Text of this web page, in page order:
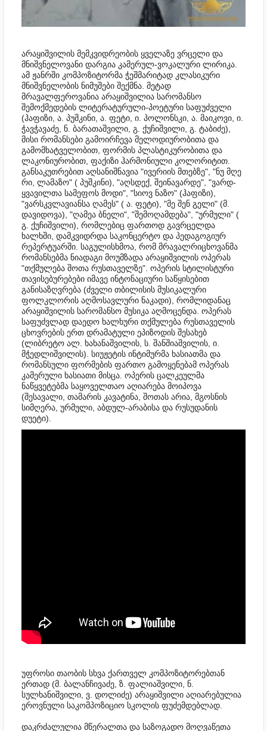
არაყიშვილის მემკვიდრეობის ყველაზე ვრცელი და
მნიშვნელოვანი დარგია კამერულ-ვოკალური ლირიკა.
ამ ჟანრში კომპოზიტორმა ჭეშმარიტად კლასიკური
მნიშვნელობის ნიმუშები შექმნა. მეტად
მრავალფეროვანია არაყიშვილია სარომანსო
შემოქმედების ლიტერატურული-პოეტური საფუძველი
(ჰაფიზი, ა. პუშკინი, ა. ფეტი, ი. პოლონსკი, ა. მაიკოვი, ი.
ჭავჭავაძე, ნ. ბარათაშვილი, გ. ქუჩიშვილი, გ. ტაბიძე),
მისი რომანსები გამოირჩევა მელოდიურობითა და
გამომხატველობით, ფორმის პლასტიკურობითა და
ლაკონიურობით, ფაქიზი ჰარმონიული კოლორიტით.
განსაკუთრებით აღსანიშნავია "ივერიის მთებზე", "ნუ მღე
რი, ლამაზო" ( პუშკინი), "აღსდექ, შეინავარდე", "ვარდ-
ყვავილთა სამეფოს მოდი", "სიოვ ნაზო" (ჰაფიზი),
"ვარსკვლავიანსა ღამეს" ( ა. ფეტი), "მე შენ გელი" (მ.
დავიდოვა), "ღამეა ბნელი", "შემოღამდება", "ურმული" (
გ. ქუჩიშვილი), რომლებიც ფართოდ გავრცელდა
ხალხში, დამკვიდრდა საკონცერტო და პედაგოგიურ
რეპერტუარში. საგულისხმოა, რომ მრავალრიცხოვანმა
რომანსებმა ნიადაგი მოუმზადა არაყიშვილის ოპერას
"თქმულება შოთა რუსთაველზე". ოპერის სტილისტური
თავისებურებები იმავე ინტონაციური საწყისებით
განისაზღვრება (ძველი თბილისის მუსიკალური
ფოლკლორის აღმოსავლური ნაკადი), რომლიდანაც
არაყიშვილის სარომანსო მუსიკა აღმოცენდა. ოპერას
საფუძვლად დაედო ხალხური თქმულება რუსთაველის
ცხოვრების ერთ დრამატული ეპიზოდის შესახებ
(ლიბრეტო ალ. ხახანაშვილის, ს. შანშიაშვილის, ი.
მჭედლიშვილის). სიუჟეტის ინტიმურმა ხასიათმა და
რომანსული ფორმების ფართო გამოყენებამ ოპერას
კამერული ხასიათი მისცა. ოპერის ცალკეულმა
ნაწყვეტებმა საყოველთაო აღიარება მოიპოვა
(შესავალი, თამარის კავატინა, შოთას არია, მგოსნის
სიმღერა, ურმული, აბდულ-არაბისა და რუსუდანის
დუეტი).
უფროსი თაობის სხვა ქართველ კომპოზიტორებთან
ერთად (მ. ბალანჩივაძე, ზ. ფალიაშვილი, ნ.
სულხანიშვილი, ვ. დოლიძე) არაყიშვილი აღიარებულია
ეროვნული საკომპოზიციო სკოლის ფუძემდებლად.
დაკრძალულია მწერალთა და საზოგადო მოღვაწეთა